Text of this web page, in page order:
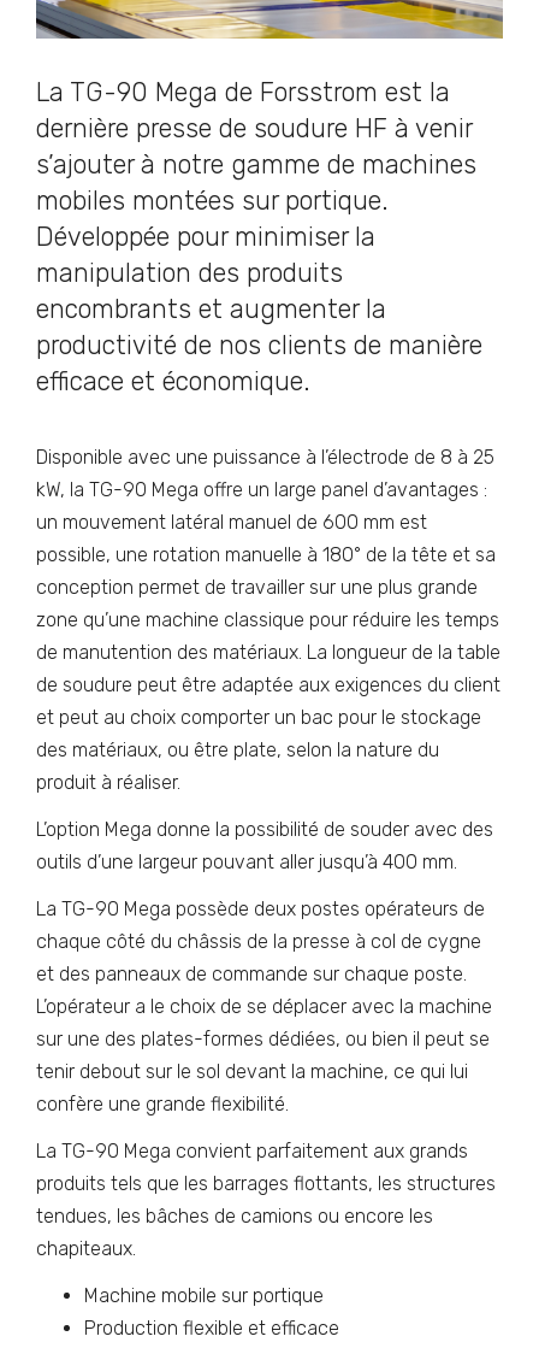
La TG-90 Mega de Forsstrom est la
dernière presse de soudure HF à venir
s’ajouter à notre gamme de machines
mobiles montées sur portique.
Développée pour minimiser la
manipulation des produits
encombrants et augmenter la
productivité de nos clients de manière
efficace et économique.
Disponible avec une puissance à l’électrode de 8 à 25
kW, la TG-90 Mega offre un large panel d’avantages :
un mouvement latéral manuel de 600 mm est
possible, une rotation manuelle à 180° de la tête et sa
conception permet de travailler sur une plus grande
zone qu’une machine classique pour réduire les temps
de manutention des matériaux. La longueur de la table
de soudure peut être adaptée aux exigences du client
et peut au choix comporter un bac pour le stockage
des matériaux, ou être plate, selon la nature du
produit à réaliser.
L’option Mega donne la possibilité de souder avec des
outils d’une largeur pouvant aller jusqu’à 400 mm.
La TG-90 Mega possède deux postes opérateurs de
chaque côté du châssis de la presse à col de cygne
et des panneaux de commande sur chaque poste.
L’opérateur a le choix de se déplacer avec la machine
sur une des plates-formes dédiées, ou bien il peut se
tenir debout sur le sol devant la machine, ce qui lui
confère une grande flexibilité.
La TG-90 Mega convient parfaitement aux grands
produits tels que les barrages flottants, les structures
tendues, les bâches de camions ou encore les
chapiteaux.
Machine mobile sur portique
Production flexible et efficace